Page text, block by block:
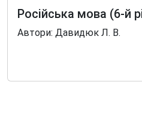
Російська мова (6-й
Автори: Давидюк Л. В.